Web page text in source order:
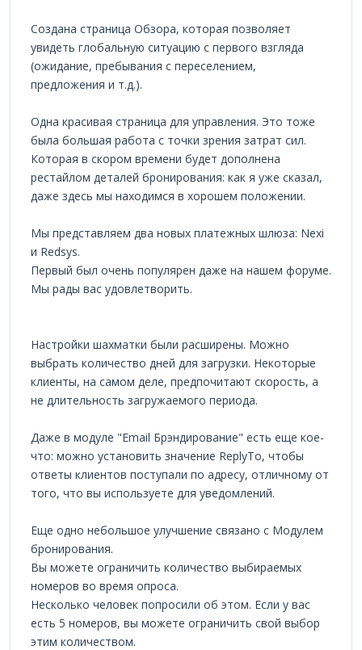
Создана страница Обзора, которая позволяет
увидеть глобальную ситуацию с первого взгляда
(ожидание, пребывания с переселением,
предложения и т.д.).
Одна красивая страница для управления. Это тоже
была большая работа с точки зрения затрат сил.
Которая в скором времени будет дополнена
рестайлом деталей бронирования: как я уже сказал,
даже здесь мы находимся в хорошем положении.
Мы представляем два новых платежных шлюза: Nexi
и Redsys.
Первый был очень популярен даже на нашем форуме.
Мы рады вас удовлетворить.
Настройки шахматки были расширены. Можно
выбрать количество дней для загрузки. Некоторые
клиенты, на самом деле, предпочитают скорость, а
не длительность загружаемого периода.
Даже в модуле "Email Брэндирование" есть еще кое-
что: можно установить значение ReplyTo, чтобы
ответы клиентов поступали по адресу, отличному от
того, что вы используете для уведомлений.
Еще одно небольшое улучшение связано с Модулем
бронирования.
Вы можете ограничить количество выбираемых
номеров во время опроса.
Несколько человек попросили об этом. Если у вас
есть 5 номеров, вы можете ограничить свой выбор
этим количеством.